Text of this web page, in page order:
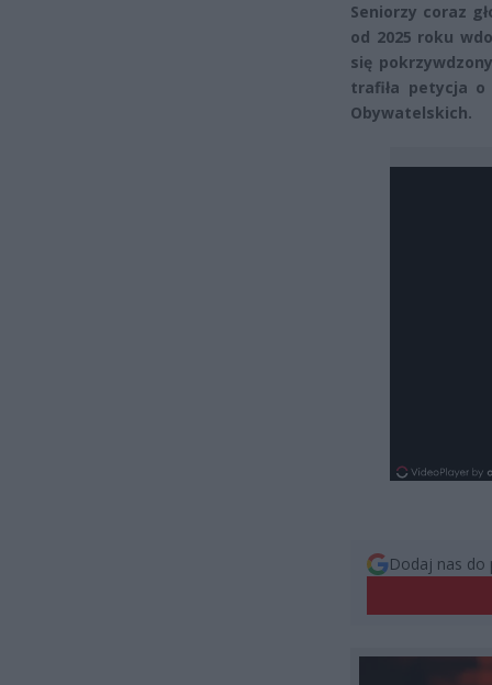
Seniorzy coraz
od 2025 roku
się
trafiła petycja o
Obywatelskich.
Dodaj nas do